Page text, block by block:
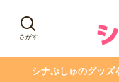
さがす
シナぷしゅのグッズ